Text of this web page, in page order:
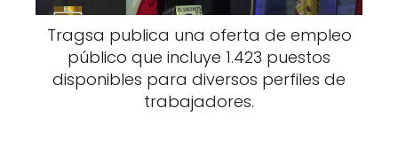
Tragsa publica una oferta de empleo
público que incluye 1.423 puestos
disponibles para diversos perfiles de
trabajadores.